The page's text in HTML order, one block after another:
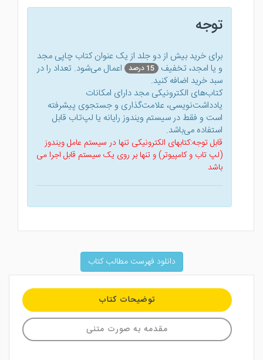
توجه
برای خرید بیش از دو جلد از یک عنوان کتاب‌ چاپی مجد
و یا امجد، تخفیف 15 درصد
اعمال می‌شود. تعداد را در
سبد خرید اضافه کنید.
کتاب‌های الکترونیکی مجد دارای امکانات
یادداشت‌نویسی، علامت‌گذاری و جستجوی پیشرفته
است و فقط در سیستم ویندوز رایانه یا لپ‌تاب قابل
استفاده می‌باشد.
قابل توجه:کتابهای الکترونیکی تنها در سیستم عامل ویندوز
(لپ تاب و کامپیوتر) و تنها بر روی یک سیستم قابل اجرا می
باشد
دانلود فهرست مطالب کتاب
توضیحات کتاب
مقدمه به صورت متنی